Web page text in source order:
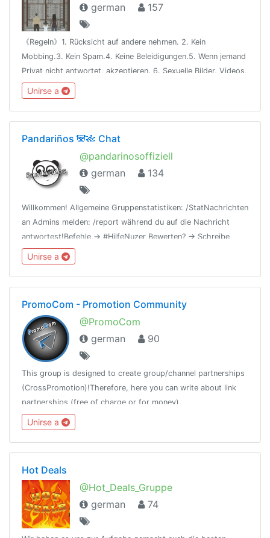
german
157
《Regeln》1. Rücksicht auf andere nehmen. 2. Kein
Mobbing.3. Kein Spam.4. Keine Beleidigungen.5. Wenn jemand
Privat nicht antwortet, akzeptieren. 6. Sexuelle Bilder, Videos,
Andeutungen, Handlungen, und etc. sind strikt untersagt.
Unirse a
Pandariños 🐼🎋 Chat
@pandarinosoffiziell
german
134
Willkommen! Allgemeine Gruppenstatistiken: /StatNachrichten
an Admins melden: /report während du auf die Nachricht
antwortest!Befehle -> #HilfeNuzer Bewerten? -> Schreibe
"#Bewertung"Eine Übersicht unserer Gruppen:
https://www.pandarinos.de/
Unirse a
PromoCom - Promotion Community
@PromoCom
german
90
This group is designed to create group/channel partnerships
(CrossPromotion)!Therefore, here you can write about link
partnerships (free of charge or for money)
Unirse a
Hot Deals
@Hot_Deals_Gruppe
german
74